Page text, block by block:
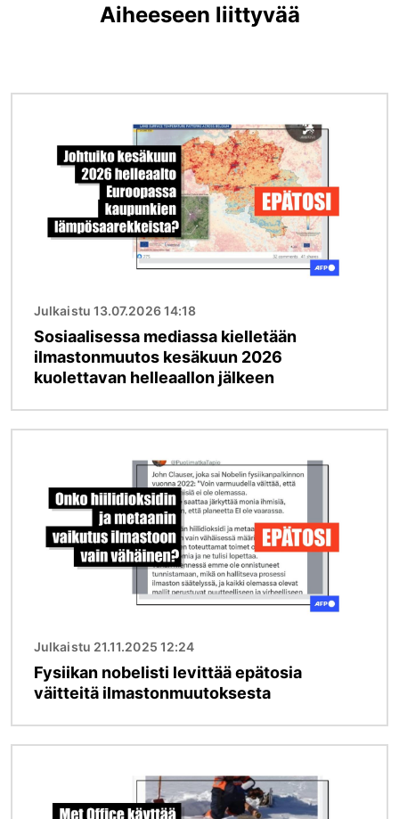
Aiheeseen liittyvää
Julkaistu 13.07.2026 14:18
Sosiaalisessa mediassa kielletään
ilmastonmuutos kesäkuun 2026
kuolettavan helleaallon jälkeen
Julkaistu 21.11.2025 12:24
Fysiikan nobelisti levittää epätosia
väitteitä ilmastonmuutoksesta